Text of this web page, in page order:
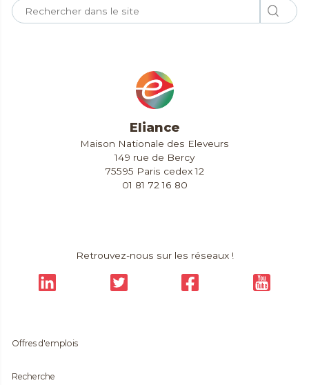
Eliance
Maison Nationale des Eleveurs
149 rue de Bercy
75595 Paris cedex 12
01 81 72 16 80
Retrouvez-nous sur les réseaux !
Offres d'emplois
Recherche